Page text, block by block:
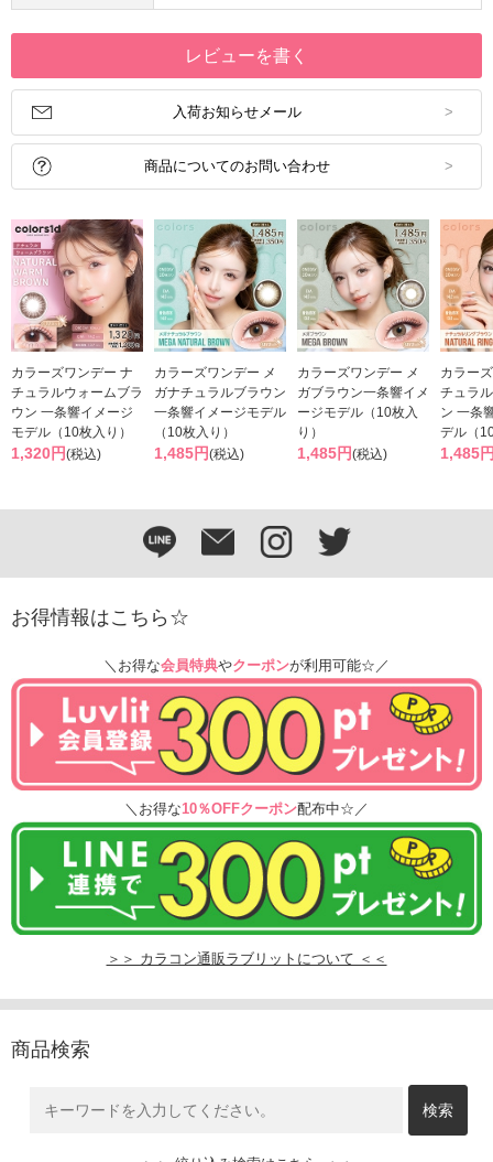
レビューを書く
入荷お知らせメール
商品についてのお問い合わせ
カラーズワンデー ナ
チュラルウォームブラ
ウン 一条響イメージ
モデル（10枚入り）
1,320円(税込)
カラーズワンデー メ
ガナチュラルブラウン
一条響イメージモデル
（10枚入り）
1,485円(税込)
カラーズワンデー メ
ガブラウン一条響イメ
ージモデル（10枚入
り）
1,485円(税込)
カラー
チュラ
ン 一条
デル（
1,485
お得情報はこちら☆
＼お得な会員特典やクーポンが利用可能☆／
＼お得な10％OFFクーポン配布中☆／
＞＞ カラコン通販ラブリットについて ＜＜
商品検索